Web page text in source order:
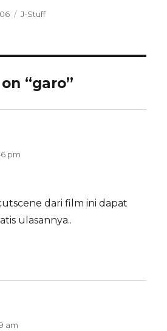
Categories
J-Stuff
“garo”
pm
dari film ini dapat
ulasannya..
am